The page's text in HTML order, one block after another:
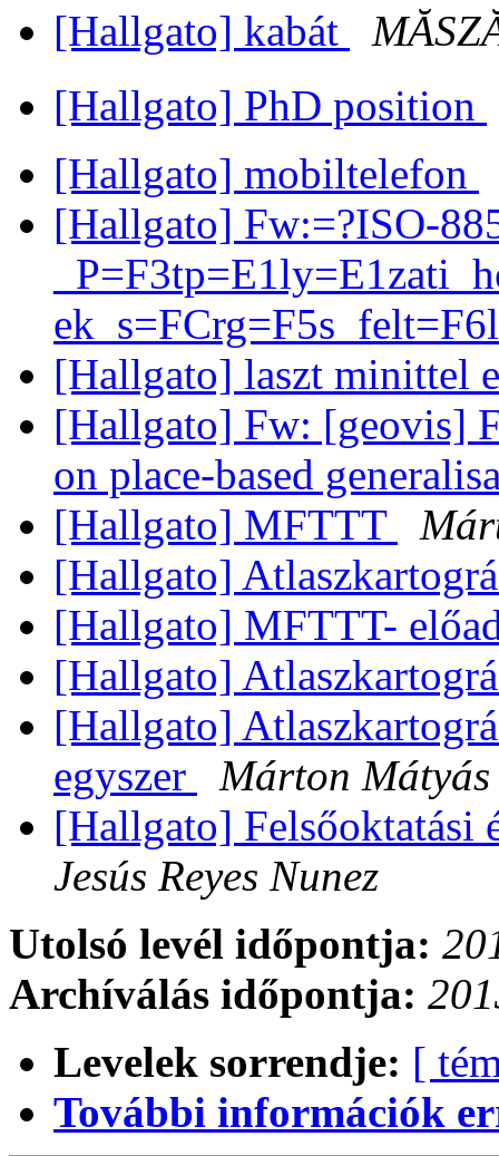
[Hallgato] kabát
[Hallgato] PhD position
[Hallgato] mobiltelefon
[Hallgato] Fw:=?ISO-
[Hallgato] laszt minittel
[Hallgato] Fw: [geovis]
on place-based
[Hallgato] MFTTT
[Hallgato]
[Hallgato] MFTTT-
[Hallgato]
[Hallgato]
egyszer
Márton Mátyás
[Hallgato] Felsőoktatási
Jesús Reyes Nunez
Utolsó levél időpontja:
Archíválás időpontja:
Levelek sorrendje: [
További információk